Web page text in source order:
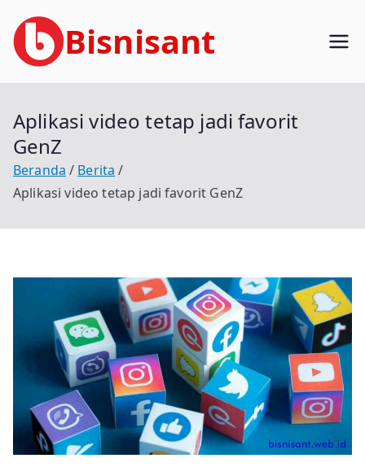
ke
konten
Bisnisant
Aplikasi video tetap jadi favorit
GenZ
Beranda
Berita
Aplikasi video tetap jadi favorit GenZ